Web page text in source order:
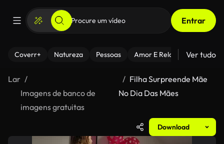
Entrar
Coverr+ Natureza Pessoas Amor E Relacionamentos
Ver tudo
Lar
Imagens de banco de
imagens gratuitas
Filha Surpreende Mãe
No Dia Das Mães
Download